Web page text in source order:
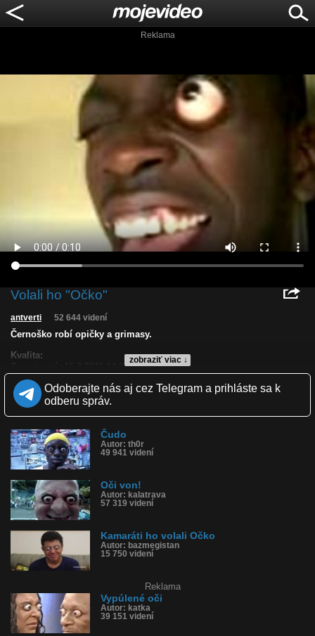
Reklama
Volali ho "Očko"
zobraziť viac ↓
antverti 52 644 videní
Černoško robí opičky a grimasy.
Kvalita:
Zverejnené: 15.3.2011 14:11
Páči sa: 88% (127 hlasov)
Obľúbené: 79
Komentárov: 175
Tagy: černoch, oko, grimasy, vypúlené oči, oči, púliť
História sledovanosti videa:
Odoberajte nás aj cez Telegram a prihláste sa k
odberu správ.
Čudo
Autor: th0r
49 941 videní
Oči von!
Autor: kalatrava
57 319 videní
Kamaráti ho volali Očko
Autor: bazmegistan
15 750 videní
Reklama
Vypúlené oči
Autor: katka
39 151 videní